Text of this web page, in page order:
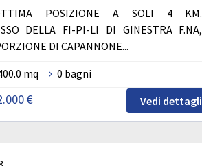
POSIZIONE A SOLI 4 KM.
DELLA FI-PI-LI DI GINESTRA F.NA,
DI CAPANNONE...
mq 0 bagni
€ Vedi dettagli